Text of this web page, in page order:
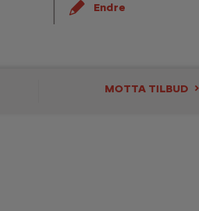
Endre
DrivstoffElektrisk
MOTTA TILBUD